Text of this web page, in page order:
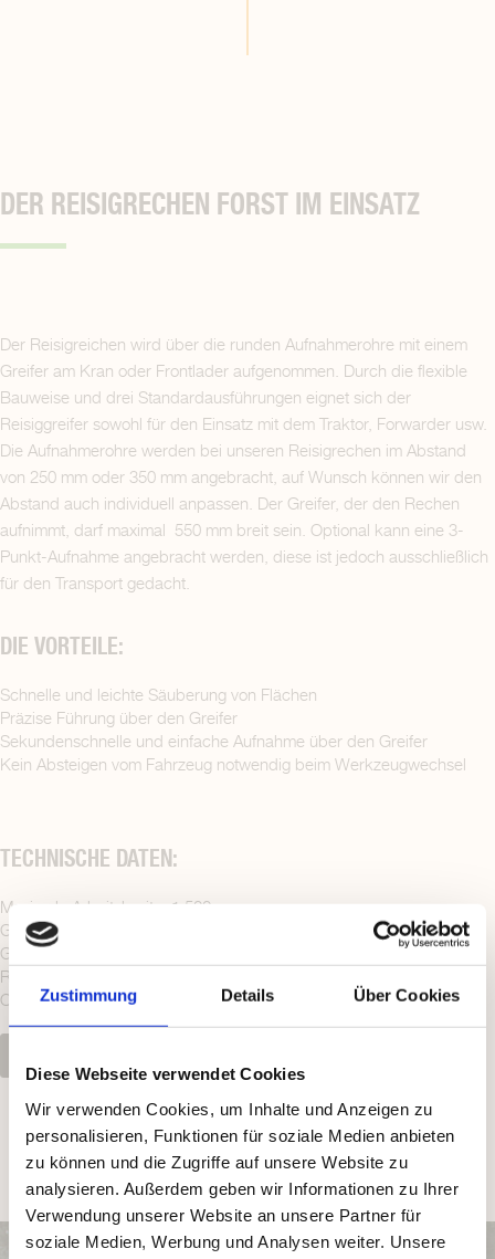
Zustimmung Details Über Cookies
Diese Webseite verwendet Cookies
Wir verwenden Cookies, um Inhalte und Anzeigen zu
personalisieren, Funktionen für soziale Medien anbieten
zu können und die Zugriffe auf unsere Website zu
analysieren. Außerdem geben wir Informationen zu Ihrer
Verwendung unserer Website an unsere Partner für
soziale Medien, Werbung und Analysen weiter. Unsere
DER REISIGRECHEN FORST IM EINSATZ
Der Reisigreichen wird über die runden Aufnahmerohre mit einem
Greifer am Kran oder Frontlader aufgenommen. Durch die flexible
Bauweise und drei Standardausführungen eignet sich der
Reisiggreifer sowohl für den Einsatz mit dem Traktor, Forwarder usw.
Die Aufnahmerohre werden bei unseren Reisigrechen im Abstand
von 250 mm oder 350 mm angebracht, auf Wunsch können wir den
Abstand auch individuell anpassen. Der Greifer, der den Rechen
aufnimmt, darf maximal 550 mm breit sein. Optional kann eine 3-
Punkt-Aufnahme angebracht werden, diese ist jedoch ausschließlich
für den Transport gedacht.
DIE VORTEILE:
Schnelle und leichte Säuberung von Flächen
Präzise Führung über den Greifer
Sekundenschnelle und einfache Aufnahme über den Greifer
Kein Absteigen vom Fahrzeug notwendig beim Werkzeugwechsel
TECHNISCHE DATEN:
Maximale Arbeitsbreite: 1.500 mm
Gewicht Reisigrechen gerade: 355 kg / 415 kg
Gewicht Reisigrechen gekröpft: 350 kg / 420 kg
Rohrabstand Aufnahme: 250 mm / 350 mm
Optional: 3-Punkt-Aufnahme für den Transport